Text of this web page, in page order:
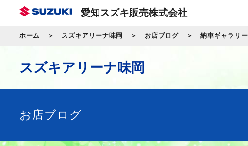
愛知スズキ販売株式会社
ホーム スズキアリーナ味岡 お店ブログ 納車ギャラリー
スズキアリーナ味岡
お店ブログ